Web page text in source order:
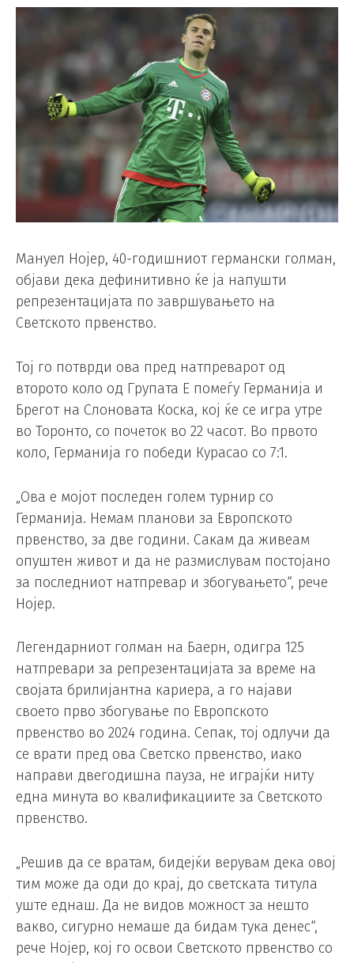
Мануел Нојер, 40-годишниот германски голман,
објави дека дефинитивно ќе ја напушти
репрезентацијата по завршувањето на
Светското првенство.
Тој го потврди ова пред натпреварот од
второто коло од Групата Е помеѓу Германија и
Брегот на Слоновата Коска, кој ќе се игра утре
во Торонто, со почеток во 22 часот. Во првото
коло, Германија го победи Курасао со 7:1.
„Ова е мојот последен голем турнир со
Германија. Немам планови за Европското
првенство, за две години. Сакам да живеам
опуштен живот и да не размислувам постојано
за последниот натпревар и збогувањето“, рече
Нојер.
Легендарниот голман на Баерн, одигра 125
натпревари за репрезентацијата за време на
својата брилијантна кариера, а го најави
своето прво збогување по Европското
првенство во 2024 година. Сепак, тој одлучи да
се врати пред ова Светско првенство, иако
направи двегодишна пауза, не играјќи ниту
една минута во квалификациите за Светското
првенство.
„Решив да се вратам, бидејќи верувам дека овој
тим може да оди до крај, до светската титула
уште еднаш. Да не видов можност за нешто
вакво, сигурно немаше да бидам тука денес“,
рече Нојер, кој го освои Светското првенство со